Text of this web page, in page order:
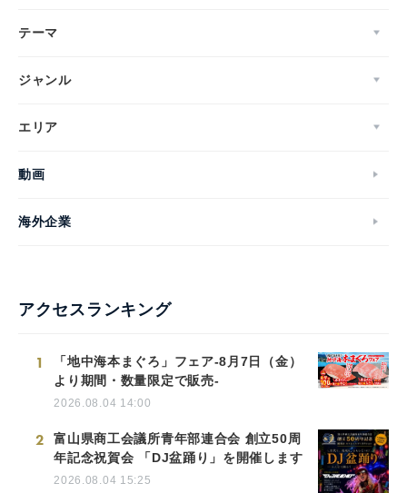
テーマ
ジャンル
エリア
動画
海外企業
アクセスランキング
1
「地中海本まぐろ」フェア-8月7日（金）
より期間・数量限定で販売-
2026.08.04 14:00
2
富山県商工会議所青年部連合会 創立50周
年記念祝賀会 「DJ盆踊り」を開催します
2026.08.04 15:25